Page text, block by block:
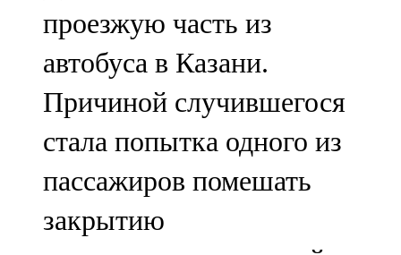
107,8 FM
Теләче
106,1 FM
Түбән Кама
102,6 FM
Чирмешән
проезжую часть из
автобуса в Казани.
Причиной случившегося
стала попытка одного из
пассажиров помешать
закрытию